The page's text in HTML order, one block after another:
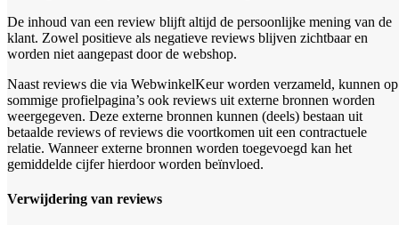
De inhoud van een review blijft altijd de persoonlijke mening van de
klant. Zowel positieve als negatieve reviews blijven zichtbaar en
worden niet aangepast door de webshop.
Naast reviews die via WebwinkelKeur worden verzameld, kunnen op
sommige profielpagina’s ook reviews uit externe bronnen worden
weergegeven. Deze externe bronnen kunnen (deels) bestaan uit
betaalde reviews of reviews die voortkomen uit een contractuele
relatie. Wanneer externe bronnen worden toegevoegd kan het
gemiddelde cijfer hierdoor worden beïnvloed.
Verwijdering van reviews